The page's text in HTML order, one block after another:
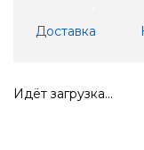
Доставка
Идёт загрузка...